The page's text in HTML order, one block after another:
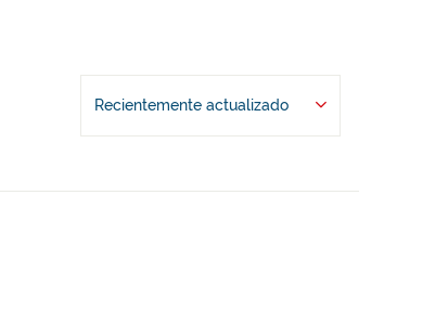
Recientemente actualizado